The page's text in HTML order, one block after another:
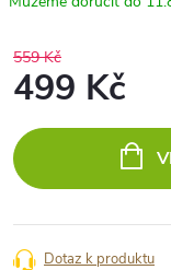
559 Kč
499 Kč
cena:
Dotaz k produktu